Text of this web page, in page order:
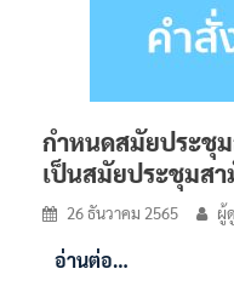
กำหนดสมัยประชุ
เป็นสมัยประชุมส
26 ธันวาคม 2565 ผู้
อ่านต่อ…